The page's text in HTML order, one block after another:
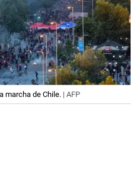
marcha de Chile. | AFP